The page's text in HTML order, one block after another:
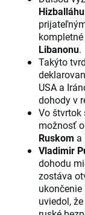
Hizballáhu
Libanonu.
Takýto
USA a
dohody v
Vo štvrtok
možnosť
Ruskom a
Vladimir
dohodu
zostáva
uviedol,